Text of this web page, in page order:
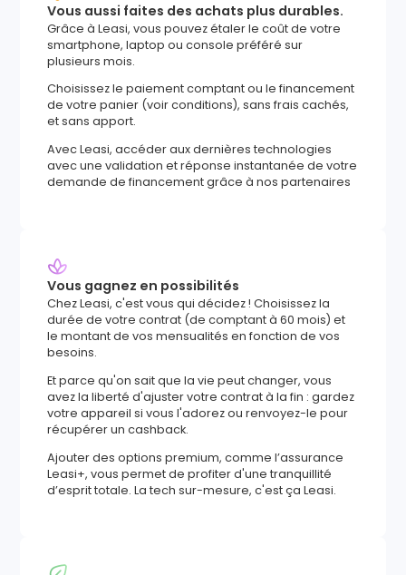
Vous aussi faites des achats plus durables.
Grâce à Leasi, vous pouvez étaler le coût de votre
smartphone, laptop ou console préféré sur
plusieurs mois.
Choisissez le paiement comptant ou le financement
de votre panier (voir conditions), sans frais cachés,
et sans apport.
Avec Leasi, accéder aux dernières technologies
avec une validation et réponse instantanée de votre
demande de financement grâce à nos partenaires
Vous gagnez en possibilités
Chez Leasi, c'est vous qui décidez ! Choisissez la
durée de votre contrat (de comptant à 60 mois) et
le montant de vos mensualités en fonction de vos
besoins.
Et parce qu'on sait que la vie peut changer, vous
avez la liberté d'ajuster votre contrat à la fin : gardez
votre appareil si vous l'adorez ou renvoyez-le pour
récupérer un cashback.
Ajouter des options premium, comme l’assurance
Leasi+, vous permet de profiter d'une tranquillité
d’esprit totale. La tech sur-mesure, c'est ça Leasi.